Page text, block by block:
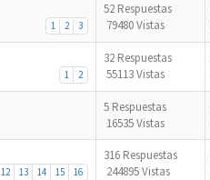
1 2 3
52 Respuestas
79480 Vistas
1 2
32 Respuestas
55113 Vistas
5 Respuestas
16535 Vistas
12 13 14 15 16
316 Respuestas
244895 Vistas